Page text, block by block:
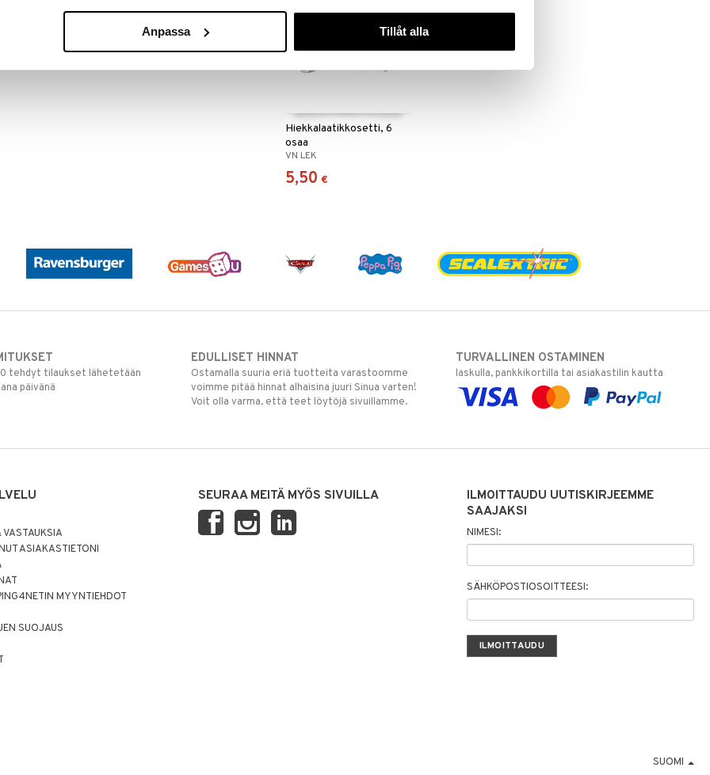
Anpassa Tillåt alla
Hiekkalaatikkosetti, 6
osaa
VN LEK
5,50 €
tehdyt tilaukset lähetetään
päivänä
EDULLISET HINNAT
Ostamalla suuria eriä tuotteita varastoomme
voimme pitää hinnat alhaisina juuri Sinua varten!
Voit olla varma, että teet löytöjä sivuillamme.
TURVALLINEN OSTAMINEN
laskulla, pankkikortilla tai asiakastilin kautta
ASIAKASTIETONI
MYYNTIEHDOT
SUOJAUS
SEURAA MEITÄ MYÖS SIVUILLA
ILMOITTAUDU UUTISKIRJEEMME
SAAJAKSI
NIMESI:
SÄHKÖPOSTIOSOITTEESI:
SUOMI